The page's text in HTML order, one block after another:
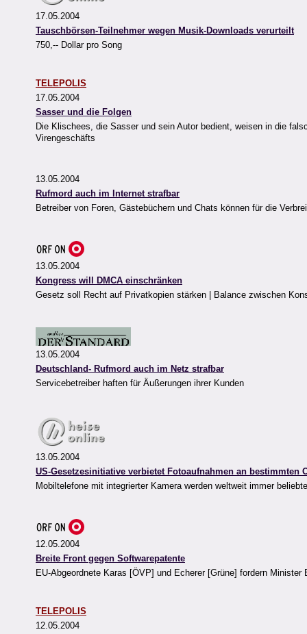
17.05.2004
Tauschbörsen-Teilnehmer wegen Musik-Downloads verurteilt
750,-- Dollar pro Song
TELEPOLIS
17.05.2004
Sasser und die Folgen
Die Klischees, die Sasser und sein Autor bedient, weisen in die
Virengeschäfts
13.05.2004
Rufmord auch im Internet strafbar
Betreiber von Foren, Gästebüchern und Chats können für die
13.05.2004
Kongress will DMCA einschränken
Gesetz soll Recht auf Privatkopien stärken | Balance zwischen
13.05.2004
Deutschland- Rufmord auch im Netz strafbar
Servicebetreiber haften für Äußerungen ihrer Kunden
13.05.2004
US-Gesetzesinitiative verbietet Fotoaufnahmen an bestimmten
Mobiltelefone mit integrierter Kamera werden weltweit immer
12.05.2004
Breite Front gegen Softwarepatente
EU-Abgeordnete Karas [ÖVP] und Echerer [Grüne] fordern
TELEPOLIS
12.05.2004